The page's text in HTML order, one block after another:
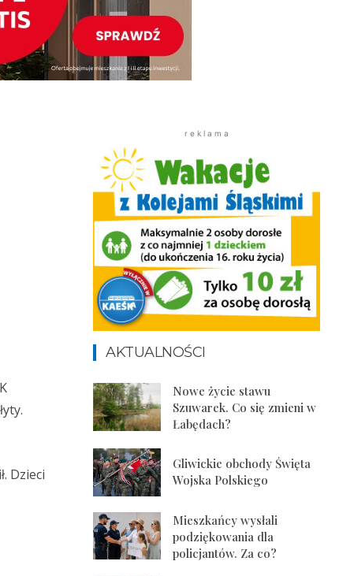
Dzieci
r e k l a m a
AKTUALNOŚCI
Nowe życie stawu
Szuwarek. Co się zmieni w
Łabędach?
Gliwickie obchody Święta
Wojska Polskiego
Mieszkańcy wysłali
podziękowania dla
policjantów. Za co?